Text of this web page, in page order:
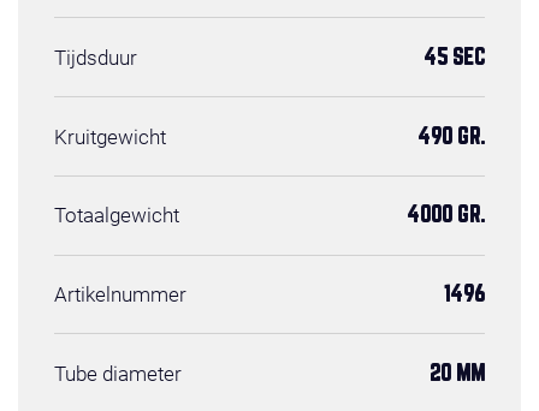
Tijdsduur 45 SEC
Kruitgewicht 490 GR.
Totaalgewicht 4000 GR.
Artikelnummer 1496
Tube diameter 20 MM